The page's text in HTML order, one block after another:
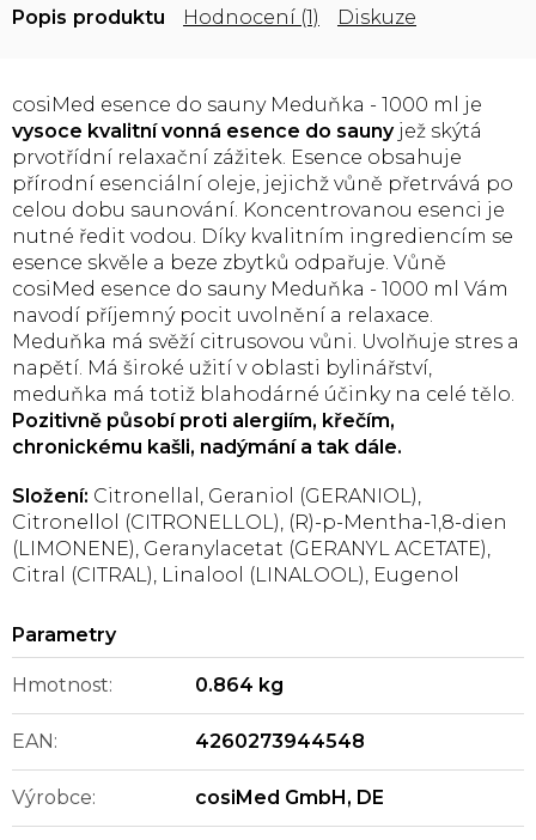
Popis Hodnocení (1) Diskuze
cosiMed esence do sauny Meduňka - 1000 ml je
vysoce kvalitní vonná esence do saunyjež skýtá
prvotřídní relaxační zážitek. Esence obsahuje
přírodní esenciální oleje, jejichž vůně přetrvává po
celou dobu saunování. Koncentrovanou esenci je
nutné ředit vodou. Díky kvalitním ingrediencím se
esence skvěle a beze zbytků odpařuje. Vůně
cosiMed esence do sauny Meduňka - 1000 ml Vám
navodí příjemný pocit uvolnění a relaxace.
Meduňka má svěží citrusovou vůni. Uvolňuje stres a
napětí. Má široké užití v oblasti bylinářství,
meduňka má totiž blahodárné účinky na celé tělo.
Pozitivně působí proti alergiím, křečím,
chronickému kašli, nadýmání a tak dále.
Složení: Citronellal, Geraniol (GERANIOL),
Citronellol (CITRONELLOL), (R)-p-Mentha-1,8-dien
(LIMONENE), Geranylacetat (GERANYL ACETATE),
Citral (CITRAL), Linalool (LINALOOL), Eugenol
Hmotnost: 0.864 kg
EAN: 4260273944548
Výrobce: cosiMed GmbH, DE